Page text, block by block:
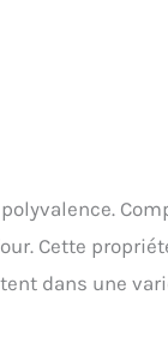
Cette
dans une